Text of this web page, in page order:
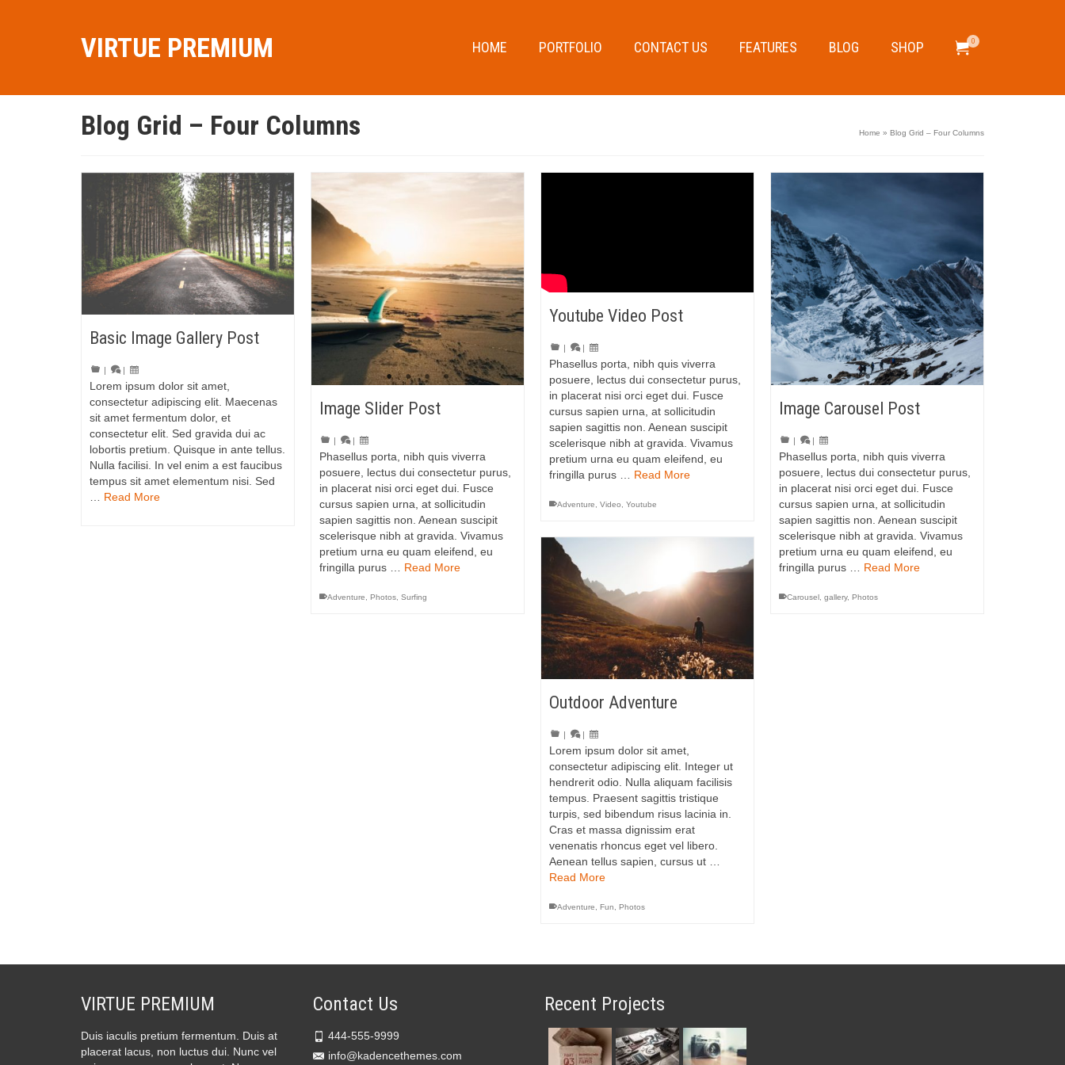
VIRTUE PREMIUM HOME PORTFOLIO CONTACT US FEATURES BLOG SHOP 0
Blog Grid – Four Columns Home » Blog Grid – Four Columns
Basic Image Gallery Post
| |
Lorem ipsum dolor sit amet,
consectetur adipiscing elit. Maecenas
sit amet fermentum dolor, et
consectetur elit. Sed gravida dui ac
lobortis pretium. Quisque in ante tellus.
Nulla facilisi. In vel enim a est faucibus
tempus sit amet elementum nisi. Sed
Read More
Image Slider Post
| |
Phasellus porta, nibh quis viverra
posuere, lectus dui consectetur purus,
in placerat nisi orci eget dui. Fusce
cursus sapien urna, at sollicitudin
sapien sagittis non. Aenean suscipit
scelerisque nibh at gravida. Vivamus
pretium urna eu quam eleifend, eu
fringilla purus … Read More
Adventure Photos Surfing
Youtube Video Post
| |
Phasellus porta, nibh quis viverra
posuere, lectus dui consectetur purus,
in placerat nisi orci eget dui. Fusce
cursus sapien urna, at sollicitudin
sapien sagittis non. Aenean suscipit
scelerisque nibh at gravida. Vivamus
pretium urna eu quam eleifend, eu
fringilla purus … Read More
Adventure Video Youtube
Image Carousel Post
| |
Phasellus porta, nibh quis viverra
posuere, lectus dui consectetur purus,
in placerat nisi orci eget dui. Fusce
cursus sapien urna, at sollicitudin
sapien sagittis non. Aenean suscipit
scelerisque nibh at gravida. Vivamus
pretium urna eu quam eleifend, eu
fringilla purus … Read More
Carousel gallery, Photos
Outdoor Adventure
| |
Lorem ipsum dolor sit amet,
consectetur adipiscing elit. Integer ut
hendrerit odio. Nulla aliquam facilisis
tempus. Praesent sagittis tristique
turpis, sed bibendum risus lacinia in.
Cras et massa dignissim erat
venenatis rhoncus eget vel libero.
Aenean tellus sapien, cursus ut …
Read More
Adventure Fun Photos
VIRTUE PREMIUM
Duis iaculis pretium fermentum. Duis at
placerat lacus, non luctus dui. Nunc vel
Contact Us
444-555-9999
info@kadencethemes.com
Recent Projects